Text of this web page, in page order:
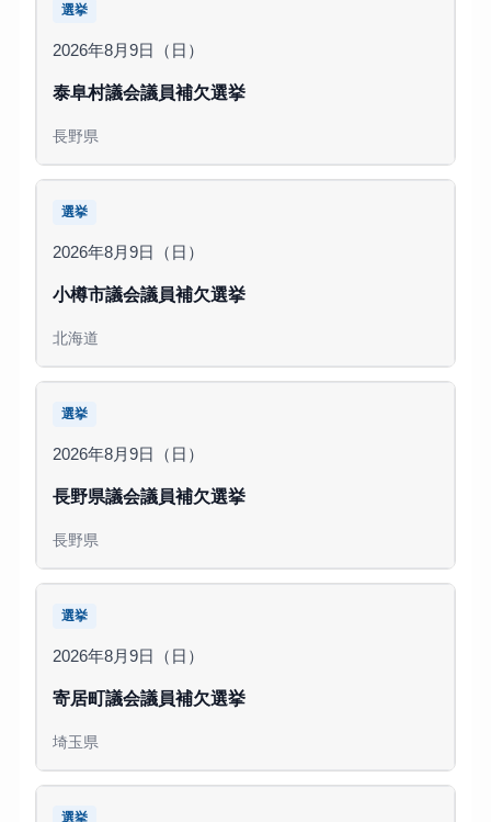
選挙
2026年8月9日（日）
泰阜村議会議員補欠選挙
長野県
選挙
2026年8月9日（日）
小樽市議会議員補欠選挙
北海道
選挙
2026年8月9日（日）
長野県議会議員補欠選挙
長野県
選挙
2026年8月9日（日）
寄居町議会議員補欠選挙
埼玉県
選挙